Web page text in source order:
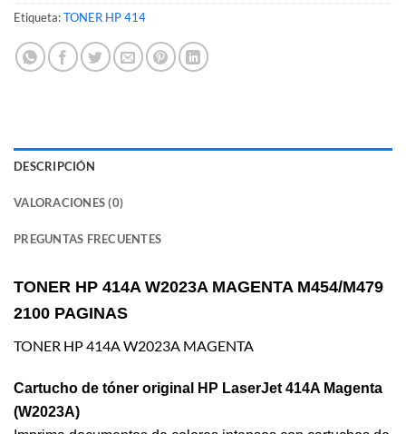
Etiqueta:TONER HP 414
DESCRIPCIÓN
VALORACIONES (0)
PREGUNTAS FRECUENTES
TONER HP 414A W2023A MAGENTA M454/M479
2100 PAGINAS
TONER HP 414A W2023A MAGENTA
Cartucho de tóner original HP LaserJet 414A Magenta
(W2023A)